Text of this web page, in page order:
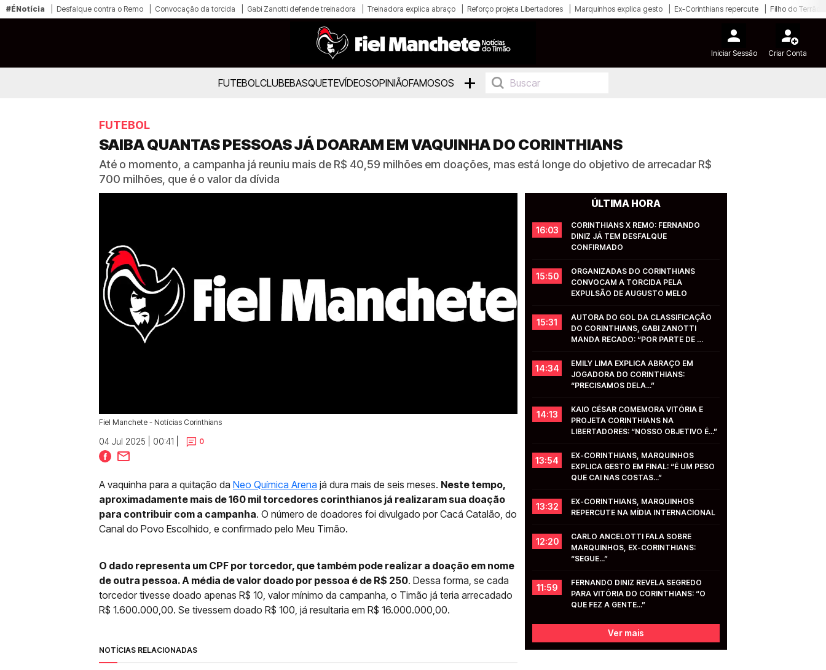
#ÉNotícia Desfalque contra o Remo Convocação da torcida Gabi Zanotti defende treinadora Treinadora explica abraço Reforço projeta Libertadores Marquinhos explica gesto Ex-Corinthians repercute Filho do Terrão
Iniciar Sessão Criar Conta
FUTEBOLCLUBEBASQUETEVÍDEOSOPINIÃOFAMOSOS +
FUTEBOL
SAIBA QUANTAS PESSOAS JÁ DOARAM EM VAQUINHA DO CORINTHIANS
Até o momento, a campanha já reuniu mais de R$ 40,59 milhões em doações, mas está longe do objetivo de arrecadar R$
700 milhões, que é o valor da dívida
Fiel Manchete - Notícias Corinthians
04 Jul 2025 | 00:41 | 0
A vaquinha para a quitação da Neo Química Arena já dura mais de seis meses. Neste tempo,
aproximadamente mais de 160 mil torcedores corinthianos já realizaram sua doação
para contribuir com a campanha. O número de doadores foi divulgado por Cacá Catalão, do
Canal do Povo Escolhido, e confirmado pelo Meu Timão.
O dado representa um CPF por torcedor, que também pode realizar a doação em nome
de outra pessoa. A média de valor doado por pessoa é de R$ 250. Dessa forma, se cada
torcedor tivesse doado apenas R$ 10, valor mínimo da campanha, o Timão já teria arrecadado
R$ 1.600.000,00. Se tivessem doado R$ 100, já resultaria em R$ 16.000.000,00.
NOTÍCIAS RELACIONADAS
ÚLTIMA HORA
16:03
CORINTHIANS X REMO: FERNANDO
DINIZ JÁ TEM DESFALQUE
CONFIRMADO
15:50
ORGANIZADAS DO CORINTHIANS
CONVOCAM A TORCIDA PELA
EXPULSÃO DE AUGUSTO MELO
15:31
AUTORA DO GOL DA CLASSIFICAÇÃO
DO CORINTHIANS, GABI ZANOTTI
MANDA RECADO: “POR PARTE DE
14:34
EMILY LIMA EXPLICA ABRAÇO EM
JOGADORA DO CORINTHIANS:
“PRECISAMOS DELA...”
14:13
KAIO CÉSAR COMEMORA VITÓRIA E
PROJETA CORINTHIANS NA
LIBERTADORES: “NOSSO OBJETIVO É...”
13:54
EX-CORINTHIANS, MARQUINHOS
EXPLICA GESTO EM FINAL: “É UM PESO
QUE CAI NAS COSTAS...”
13:32
EX-CORINTHIANS, MARQUINHOS
REPERCUTE NA MÍDIA INTERNACIONAL
12:20
CARLO ANCELOTTI FALA SOBRE
MARQUINHOS, EX-CORINTHIANS:
“SEGUE...”
11:59
FERNANDO DINIZ REVELA SEGREDO
PARA VITÓRIA DO CORINTHIANS: “O
QUE FEZ A GENTE...”
Ver mais